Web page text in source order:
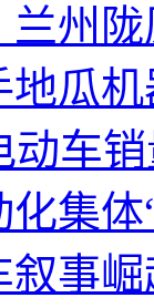
兰州
地瓜
动车
集
叙事